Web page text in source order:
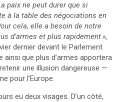
paix ne peut durer que si
à la table des négociations en
cela, elle a besoin de notre
d’armes et plus rapidement»,
dernier devant le Parlement
ainsi que plus d’armes apportera
une illusion dangereuse —
pour l’Europe.
eu deux visages. D’un côté,